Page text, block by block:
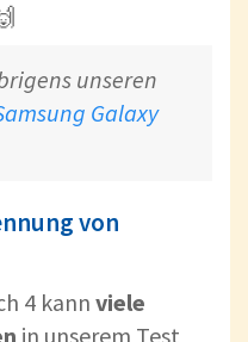
unseren
Galaxy
von
4 kann viele
in unserem Test